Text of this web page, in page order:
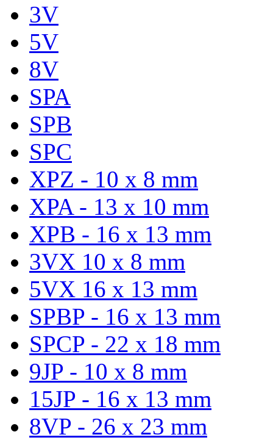
3V
5V
8V
SPA
SPB
SPC
XPZ - 10 x 8 mm
XPA - 13 x 10 mm
XPB - 16 x 13 mm
3VX 10 x 8 mm
5VX 16 x 13 mm
SPBP - 16 x 13 mm
SPCP - 22 x 18 mm
9JP - 10 x 8 mm
15JP - 16 x 13 mm
8VP - 26 x 23 mm